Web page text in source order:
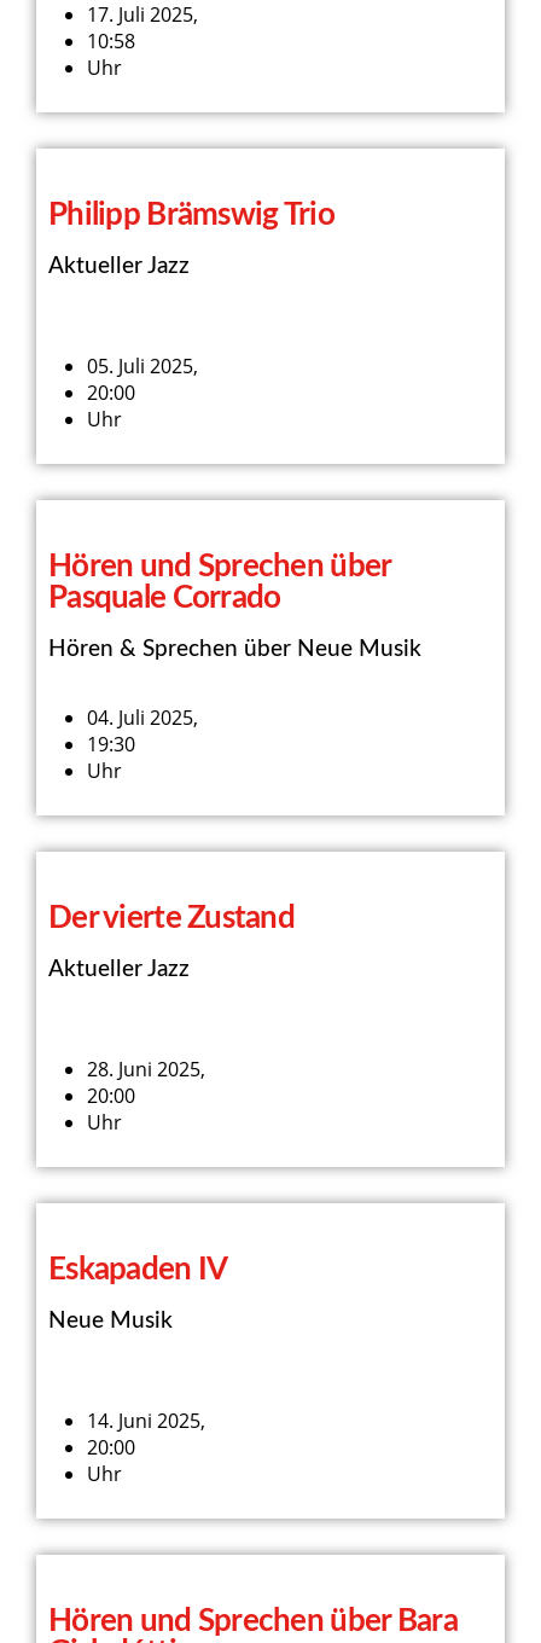
17. Juli 2025,
10:58
Uhr
Philipp Brämswig Trio
Aktueller Jazz
05. Juli 2025,
20:00
Uhr
Hören und Sprechen über
Pasquale Corrado
Hören & Sprechen über Neue Musik
04. Juli 2025,
19:30
Uhr
Der vierte Zustand
Aktueller Jazz
28. Juni 2025,
20:00
Uhr
Eskapaden IV
Neue Musik
14. Juni 2025,
20:00
Uhr
Hören und Sprechen über Bara